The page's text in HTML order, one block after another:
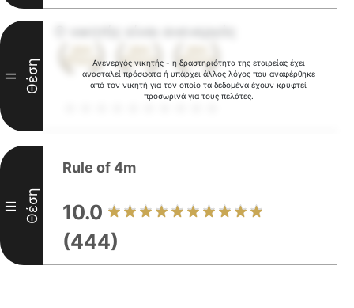
Ανενεργός νικητής - η δραστηριότητα της εταιρείας έχει
ανασταλεί πρόσφατα ή υπάρχει άλλος λόγος που αναφέρθηκε
από τον νικητή για τον οποίο τα δεδομένα έχουν κρυφτεί
προσωρινά για τους πελάτες.
II Θέση
III Θέση
Rule of 4m
10.0
(444)